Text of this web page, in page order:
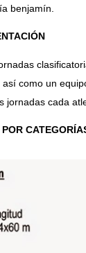
benjamín.
así como un
jornadas cada